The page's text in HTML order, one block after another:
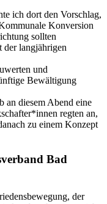
ich dort den Vorschlag,
Konversion
sollten
der langjährigen
und
Bewältigung
an diesem Abend eine
regten an,
zu einem Konzept
Bad
der